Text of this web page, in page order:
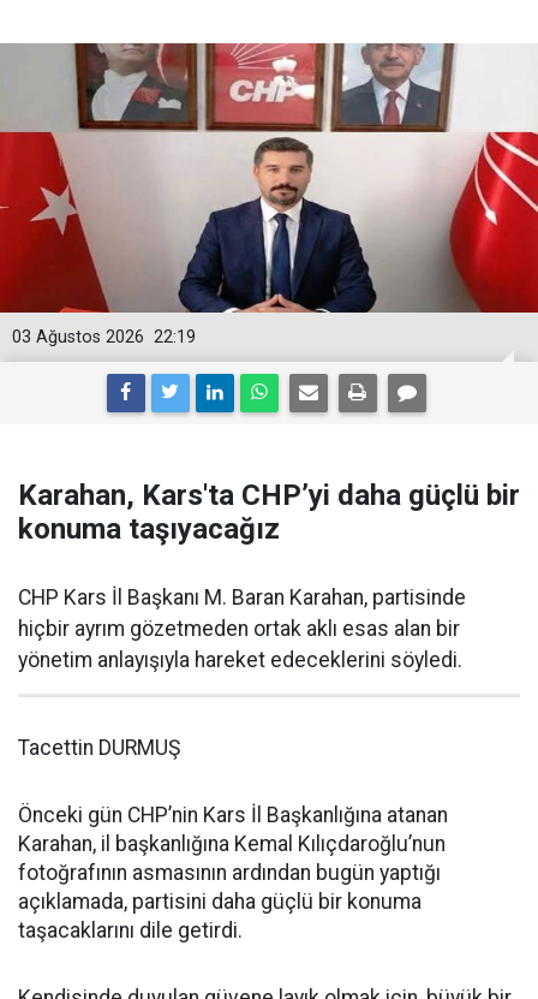
22:19
03 Ağustos 2026
Karahan, Kars'ta CHP’yi daha güçlü bir
konuma taşıyacağız
CHP Kars İl Başkanı M. Baran Karahan, partisinde
hiçbir ayrım gözetmeden ortak aklı esas alan bir
yönetim anlayışıyla hareket edeceklerini söyledi.
Tacettin DURMUŞ
Önceki gün CHP’nin Kars İl Başkanlığına atanan
Karahan, il başkanlığına Kemal Kılıçdaroğlu’nun
fotoğrafının asmasının ardından bugün yaptığı
açıklamada, partisini daha güçlü bir konuma
taşacaklarını dile getirdi.